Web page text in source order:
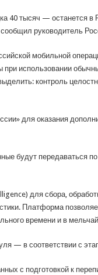
40 тысяч — останется
руководитель
мобильной
использовании
контроль
для оказания
будут передаваться
для сбора,
Платформа
времени и в
— в соответствии с
с подготовкой к